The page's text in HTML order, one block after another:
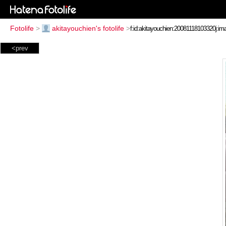
Fotolife > akitayouchien's fotolife >
<prev